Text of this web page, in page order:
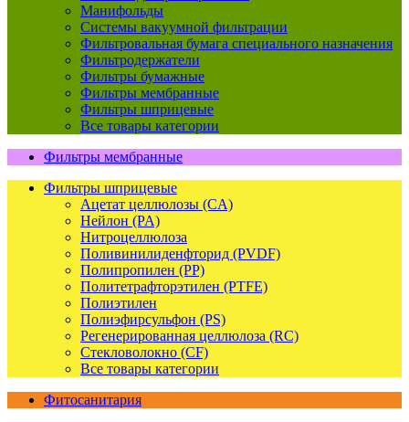
Манифольды
Системы вакуумной фильтрации
Фильтровальная бумага специального назначения
Фильтродержатели
Фильтры бумажные
Фильтры мембранные
Фильтры шприцевые
Все товары категории
Фильтры мембранные
Фильтры шприцевые
Ацетат целлюлозы (CA)
Нейлон (PA)
Нитроцеллюлоза
Поливинилиденфторид (PVDF)
Полипропилен (PP)
Политетрафторэтилен (PTFE)
Полиэтилен
Полиэфирсульфон (PS)
Регенерированная целлюлоза (RC)
Стекловолокно (CF)
Все товары категории
Фитосанитария